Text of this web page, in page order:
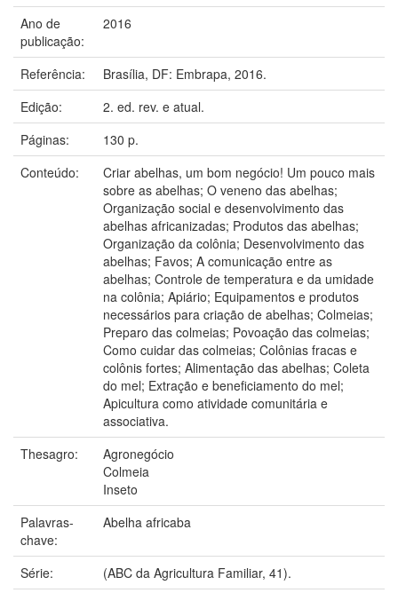
Ano de
publicação:
2016
Referência:
Brasília, DF: Embrapa, 2016.
Edição:
2. ed. rev. e atual.
Páginas:
130 p.
Conteúdo:
Criar abelhas, um bom negócio! Um pouco mais
sobre as abelhas; O veneno das abelhas;
Organização social e desenvolvimento das
abelhas africanizadas; Produtos das abelhas;
Organização da colônia; Desenvolvimento das
abelhas; Favos; A comunicação entre as
abelhas; Controle de temperatura e da umidade
na colônia; Apiário; Equipamentos e produtos
necessários para criação de abelhas; Colmeias;
Preparo das colmeias; Povoação das colmeias;
Como cuidar das colmeias; Colônias fracas e
colônis fortes; Alimentação das abelhas; Coleta
do mel; Extração e beneficiamento do mel;
Apicultura como atividade comunitária e
associativa.
Thesagro:
Agronegócio
Colmeia
Inseto
Palavras-
chave:
Abelha africaba
Série:
(ABC da Agricultura Familiar, 41).